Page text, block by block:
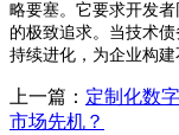
略要塞。它要求开发
的极致追求。当技术
持续进化，为企业构建
上一篇： 定制化数
市场先机？